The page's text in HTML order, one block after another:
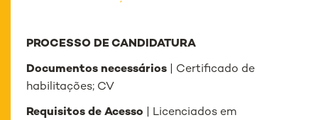
PROCESSO DE CANDIDATURA
Documentos necessários | Certificado de
habilitações; CV
Requisitos de Acesso | Licenciados em